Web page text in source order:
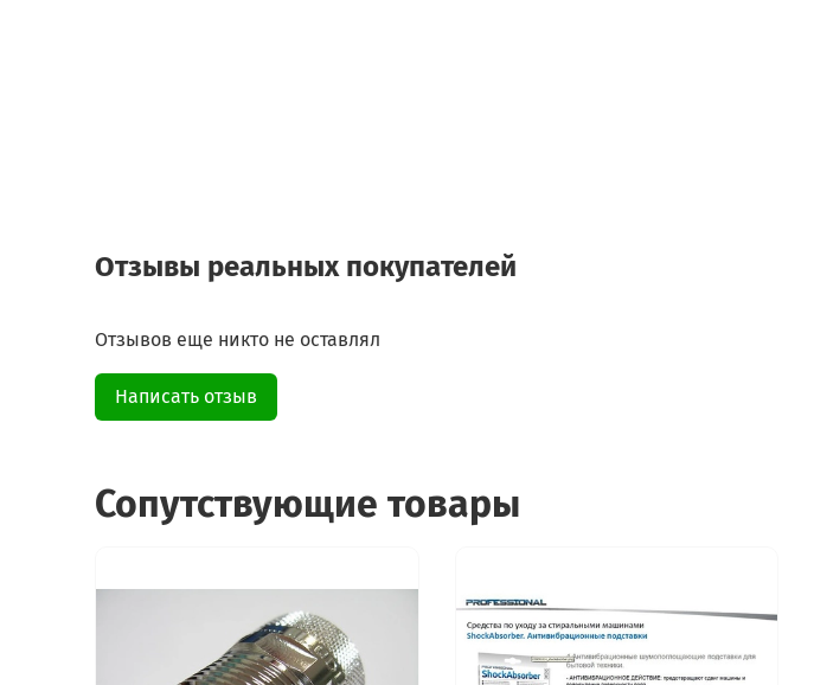
Отзывы реальных покупателей
Отзывов еще никто не оставлял
Написать отзыв
Сопутствующие товары